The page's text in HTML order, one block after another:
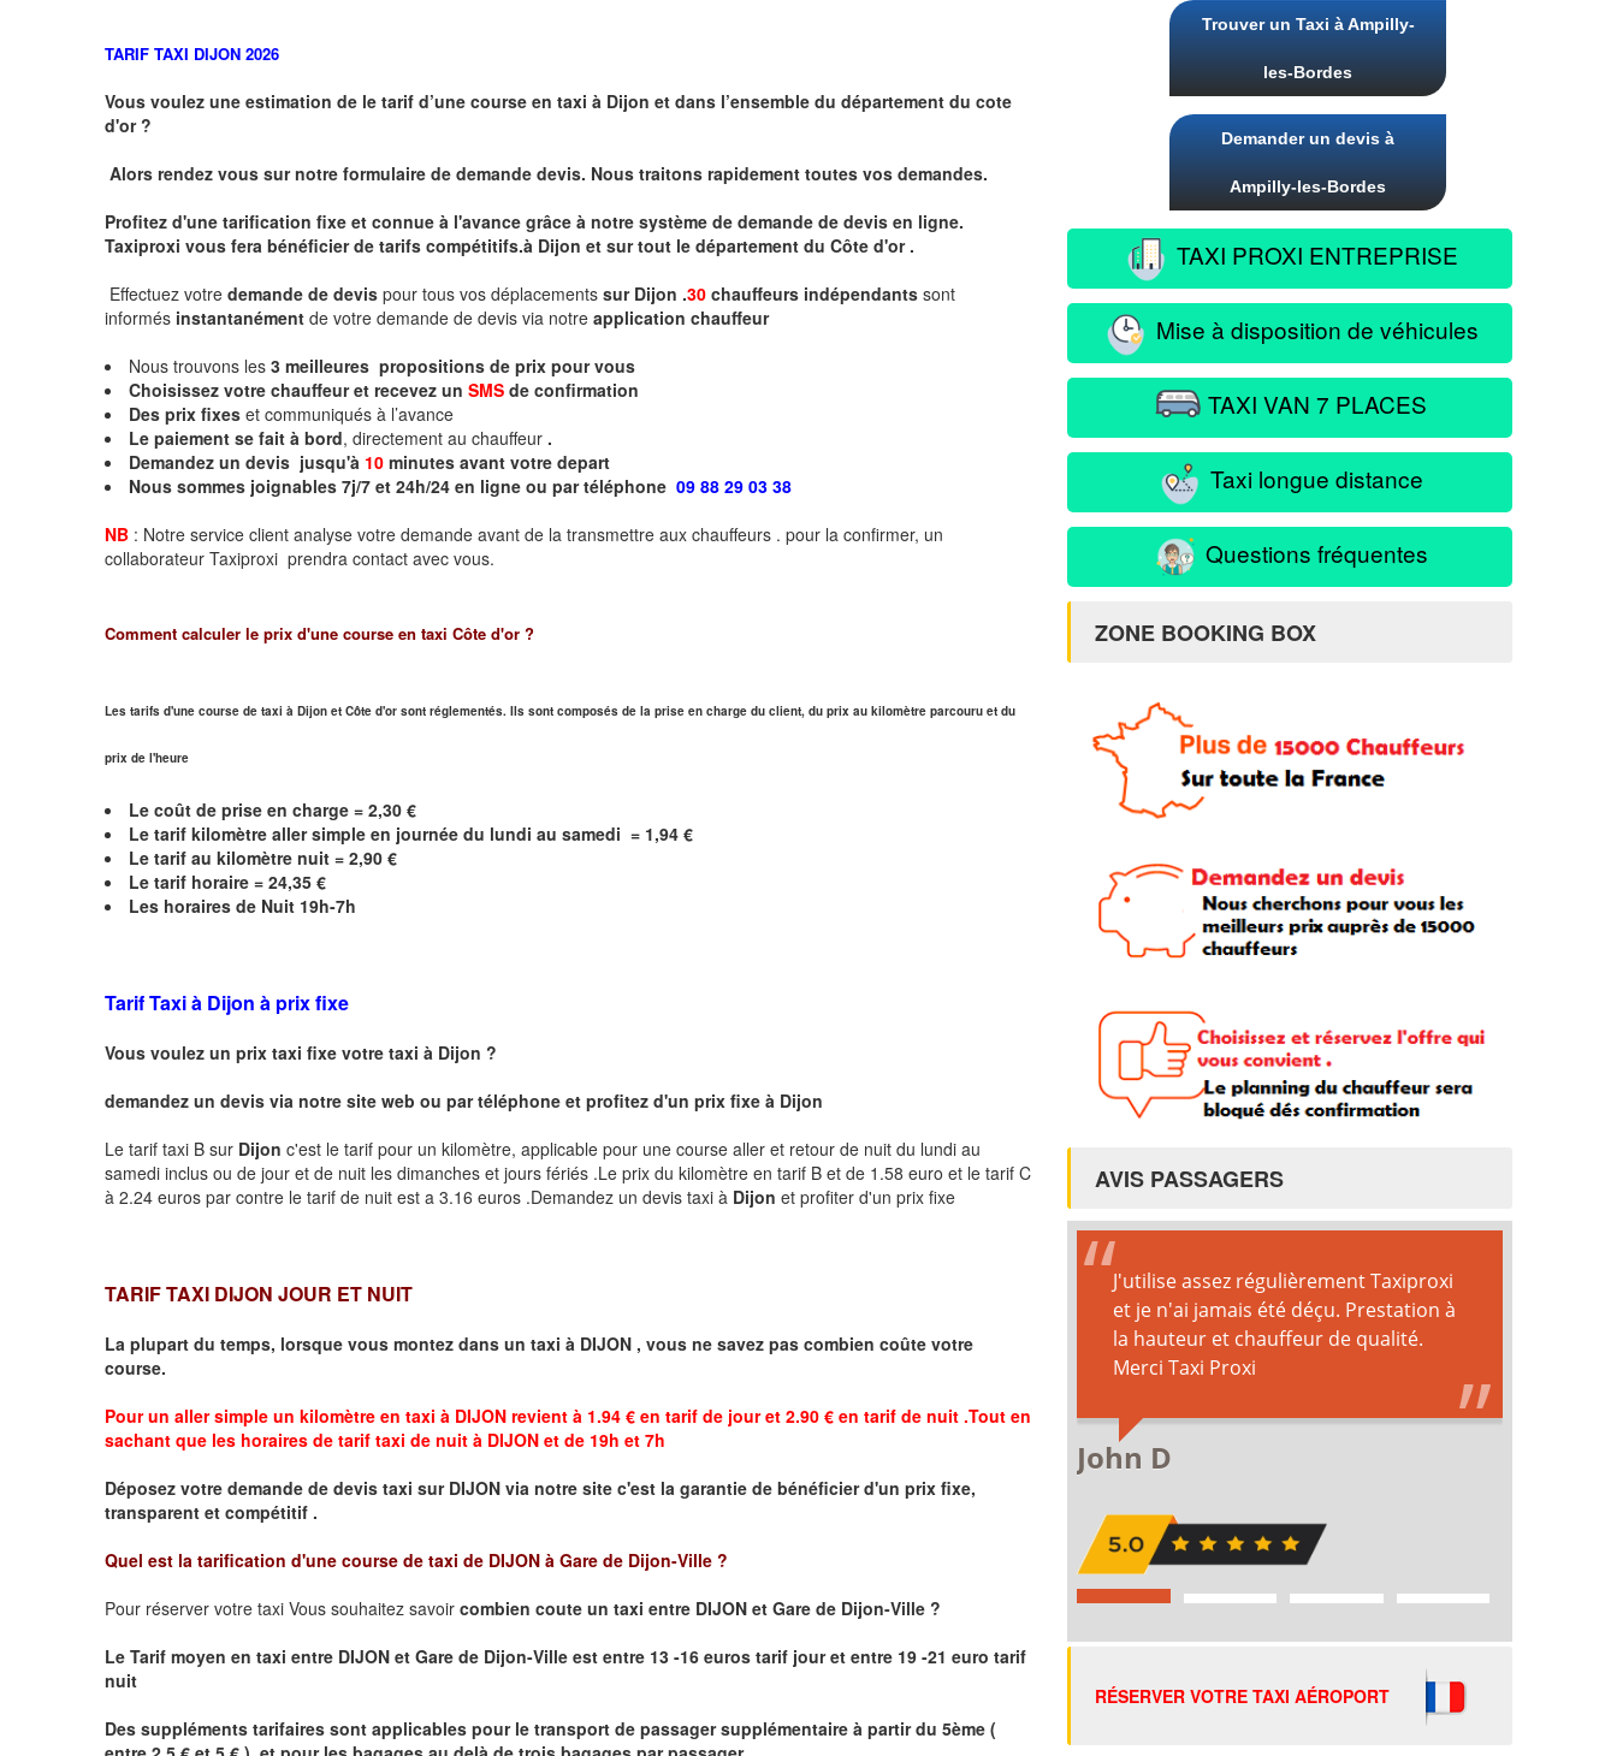
TARIF TAXI DIJON 2026
Vous voulez une estimation de le tarif d’une course en taxi à Dijon et dans l’ensemble du département du cote
d'or ?
Alors rendez vous sur notre formulaire de demande devis. Nous traitons rapidement toutes vos demandes.
Profitez d'une tarification fixe et connue à l'avance grâce à notre système de demande de devis en ligne.
Taxiproxi vous fera bénéficier de tarifs compétitifs.à Dijon et sur tout le département du Côte d'or .
Effectuez votre demande de devis pour tous vos déplacements sur Dijon .30 chauffeurs indépendants sont
informés instantanément de votre demande de devis via notre application chauffeur
Nous trouvons les 3 meilleures propositions de prix pour vous
Choisissez votre chauffeur et recevez un SMS de confirmation
Des prix fixes et communiqués à l’avance
Le paiement se fait à bord, directement au chauffeur .
Demandez un devis jusqu'à 10 minutes avant votre depart
Nous sommes joignables 7j/7 et 24h/24 en ligne ou par téléphone 09 88 29 03 38
NB : Notre service client analyse votre demande avant de la transmettre aux chauffeurs . pour la confirmer, un
collaborateur Taxiproxi prendra contact avec vous.
Comment calculer le prix d'une course en taxi Côte d'or ?
Les tarifs d'une course de taxi à Dijon et Côte d'or sont réglementés. Ils sont composés de la prise en charge du client, du prix au kilomètre parcouru et du
prix de l'heure
Le coût de prise en charge = 2,30 €
Le tarif kilomètre aller simple en journée du lundi au samedi = 1,94 €
Le tarif au kilomètre nuit = 2,90 €
Le tarif horaire = 24,35 €
Les horaires de Nuit 19h-7h
Tarif Taxi à Dijon à prix fixe
Vous voulez un prix taxi fixe votre taxi à Dijon ?
demandez un devis via notre site web ou par téléphone et profitez d'un prix fixe à Dijon
Le tarif taxi B sur Dijon c'est le tarif pour un kilomètre, applicable pour une course aller et retour de nuit du lundi au
samedi inclus ou de jour et de nuit les dimanches et jours fériés .Le prix du kilomètre en tarif B et de 1.58 euro et le tarif C
à 2.24 euros par contre le tarif de nuit est a 3.16 euros .Demandez un devis taxi à Dijon et profiter d'un prix fixe
TARIF TAXI DIJON JOUR ET NUIT
La plupart du temps, lorsque vous montez dans un taxi à DIJON , vous ne savez pas combien coûte votre
course.
Pour un aller simple un kilomètre en taxi à DIJON revient à 1.94 € en tarif de jour et 2.90 € en tarif de nuit .Tout en
sachant que les horaires de tarif taxi de nuit à DIJON et de 19h et 7h
Déposez votre demande de devis taxi sur DIJON via notre site c'est la garantie de bénéficier d'un prix fixe,
transparent et compétitif .
Quel est la tarification d'une course de taxi de DIJON à Gare de Dijon-Ville ?
Pour réserver votre taxi Vous souhaitez savoir combien coute un taxi entre DIJON et Gare de Dijon-Ville ?
Le Tarif moyen en taxi entre DIJON et Gare de Dijon-Ville est entre 13 -16 euros tarif jour et entre 19 -21 euro tarif
nuit
Des suppléments tarifaires sont applicables pour le transport de passager supplémentaire à partir du 5ème (
Trouver un Taxi à Ampilly-
les-Bordes
Demander un devis à
Ampilly-les-Bordes
TAXI PROXI ENTREPRISE
Mise à disposition de véhicules
TAXI VAN 7 PLACES
Taxi longue distance
Questions fréquentes
ZONE BOOKING BOX
AVIS PASSAGERS
RÉSERVER VOTRE TAXI AÉROPORT